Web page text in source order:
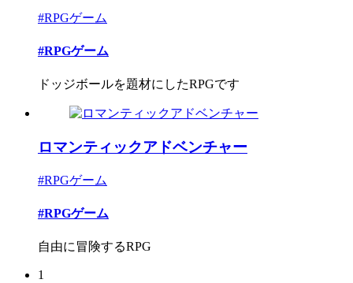
#RPGゲーム
#RPGゲーム
ドッジボールを題材にしたRPGです
ロマンティックアドベンチャー
#RPGゲーム
#RPGゲーム
自由に冒険するRPG
1